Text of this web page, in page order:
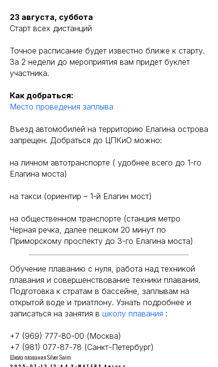
23 августа, суббота
Старт всех дистанций
Точное расписание будет известно ближе к старту.
За 2 недели до мероприятия вам придёт буклет
участника.
Как добраться:
Место проведения заплыва
Въезд автомобилей на территорию Елагина острова
запрещен. Добраться до ЦПКиО можно:
на личном автотранспорте ( удобнее всего до 1-го
Елагина моста)
на такси (ориентир – 1-й Елагин мост)
на общественном транспорте (станция метро
Черная речка, далее пешком 20 минут по
Приморскому проспекту до 3-го Елагина моста)
Обучение плаванию с нуля, работа над техникой
плавания и совершенствование техники плавания.
Подготовка к стратам в бассейне, заплывам на
открытой воде и триатлону. Узнать подробнее и
записаться на занятия в школу плавания :
+7 (969) 777-80-00 (Москва)
+7 (981) 077-87-78 (Санкт-Петербург)
Школа плавания Silver Swim